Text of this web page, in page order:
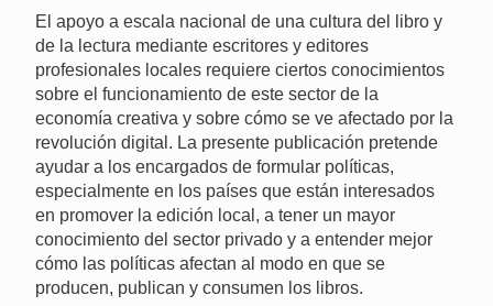
El apoyo a escala nacional de una cultura del libro y
de la lectura mediante escritores y editores
profesionales locales requiere ciertos conocimientos
sobre el funcionamiento de este sector de la
economía creativa y sobre cómo se ve afectado por la
revolución digital. La presente publicación pretende
ayudar a los encargados de formular políticas,
especialmente en los países que están interesados
en promover la edición local, a tener un mayor
conocimiento del sector privado y a entender mejor
cómo las políticas afectan al modo en que se
producen, publican y consumen los libros.